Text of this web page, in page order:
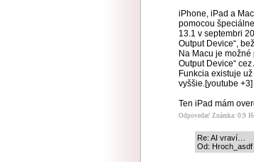
iPhone, iPad a
pomocou
13.1 v septembri
Output Device“,
Na Macu je
Output Device“
Funkcia existuje
vyššie.[youtube +3]
Ten iPad mám
Odpovedať Známka: 0.9
Re: AI vraví…
Od: Hroch_asdf